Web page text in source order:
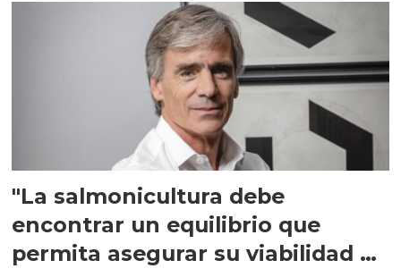
"La salmonicultura debe
encontrar un equilibrio que
permita asegurar su viabilidad de